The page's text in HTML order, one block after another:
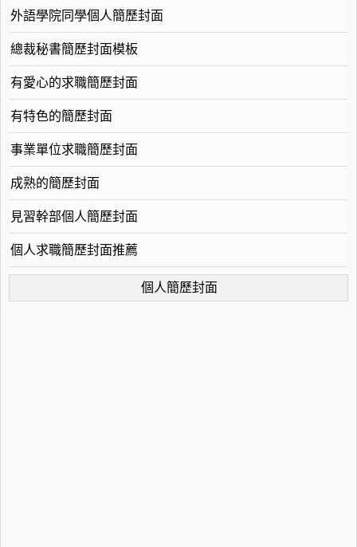
外語學院同學個人簡歷封面
總裁秘書簡歷封面模板
有愛心的求職簡歷封面
有特色的簡歷封面
事業單位求職簡歷封面
成熟的簡歷封面
見習幹部個人簡歷封面
個人求職簡歷封面推薦
個人簡歷封面